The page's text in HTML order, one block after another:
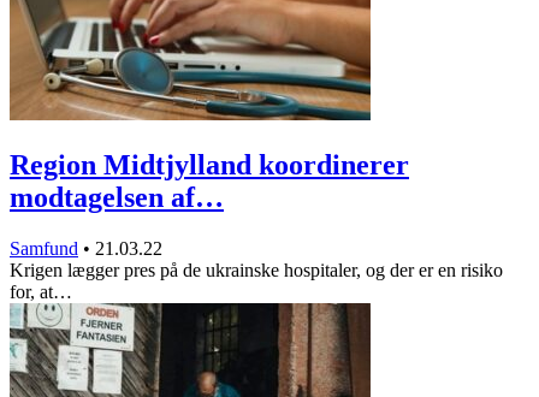
Region Midtjylland koordinerer
modtagelsen af…
Samfund • 21.03.22
Krigen lægger pres på de ukrainske hospitaler, og der er en risiko
for, at…